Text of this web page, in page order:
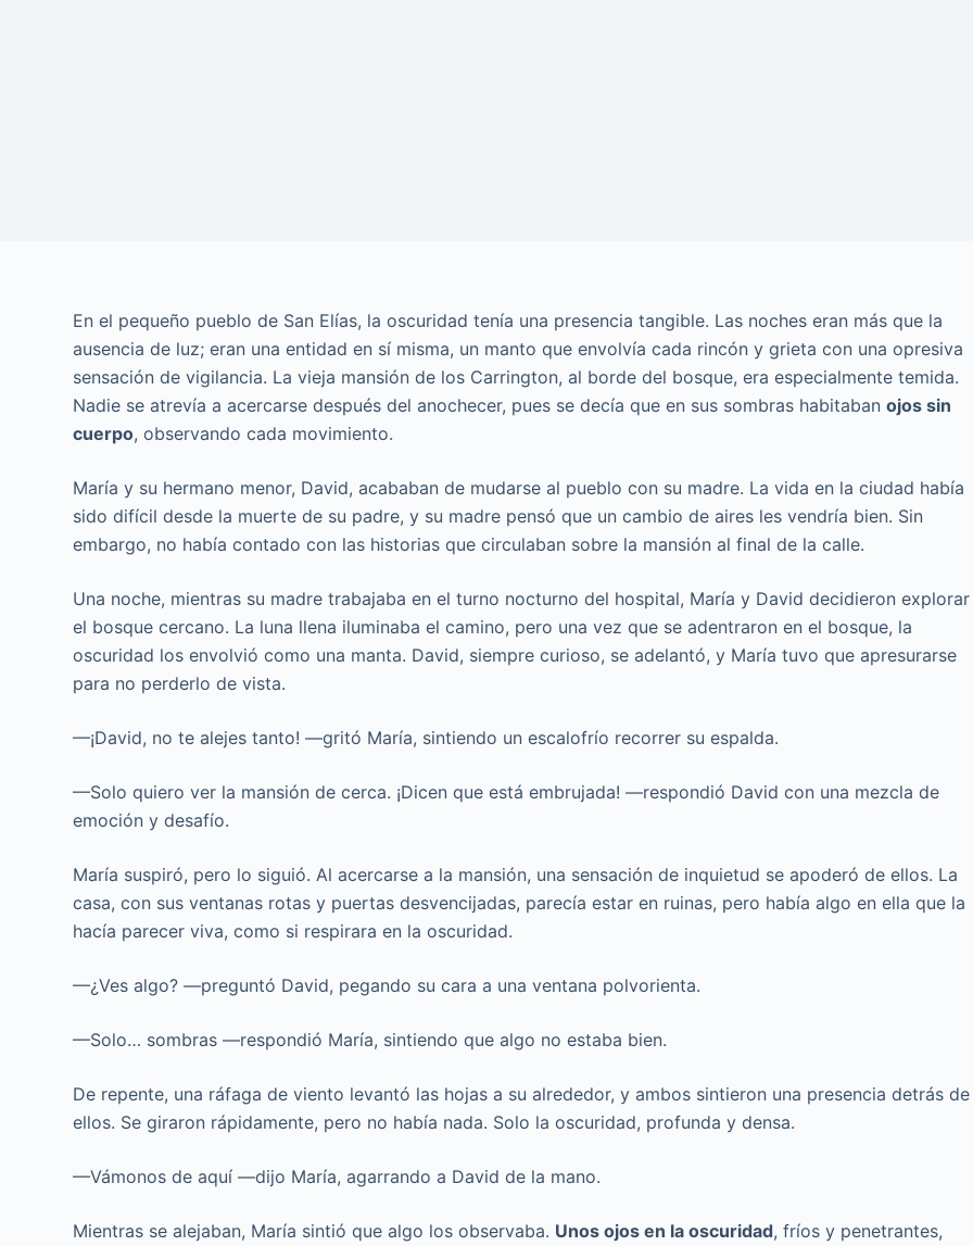
En el pequeño pueblo de San Elías, la oscuridad tenía una presencia tangible. Las noches eran más que la
ausencia de luz; eran una entidad en sí misma, un manto que envolvía cada rincón y grieta con una opresiva
sensación de vigilancia. La vieja mansión de los Carrington, al borde del bosque, era especialmente temida.
Nadie se atrevía a acercarse después del anochecer, pues se decía que en sus sombras habitabanojos sin
cuerpo, observando cada movimiento.
María y su hermano menor, David, acababan de mudarse al pueblo con su madre. La vida en la ciudad había
sido difícil desde la muerte de su padre, y su madre pensó que un cambio de aires les vendría bien. Sin
embargo, no había contado con las historias que circulaban sobre la mansión al final de la calle.
Una noche, mientras su madre trabajaba en el turno nocturno del hospital, María y David decidieron explorar
el bosque cercano. La luna llena iluminaba el camino, pero una vez que se adentraron en el bosque, la
oscuridad los envolvió como una manta. David, siempre curioso, se adelantó, y María tuvo que apresurarse
para no perderlo de vista.
—¡David, no te alejes tanto! —gritó María, sintiendo un escalofrío recorrer su espalda.
—Solo quiero ver la mansión de cerca. ¡Dicen que está embrujada! —respondió David con una mezcla de
emoción y desafío.
María suspiró, pero lo siguió. Al acercarse a la mansión, una sensación de inquietud se apoderó de ellos. La
casa, con sus ventanas rotas y puertas desvencijadas, parecía estar en ruinas, pero había algo en ella que la
hacía parecer viva, como si respirara en la oscuridad.
—¿Ves algo? —preguntó David, pegando su cara a una ventana polvorienta.
—Solo… sombras —respondió María, sintiendo que algo no estaba bien.
De repente, una ráfaga de viento levantó las hojas a su alrededor, y ambos sintieron una presencia detrás de
ellos. Se giraron rápidamente, pero no había nada. Solo la oscuridad, profunda y densa.
—Vámonos de aquí —dijo María, agarrando a David de la mano.
Mientras se alejaban, María sintió que algo los observaba. Unos ojos en la oscuridad, fríos y penetrantes,